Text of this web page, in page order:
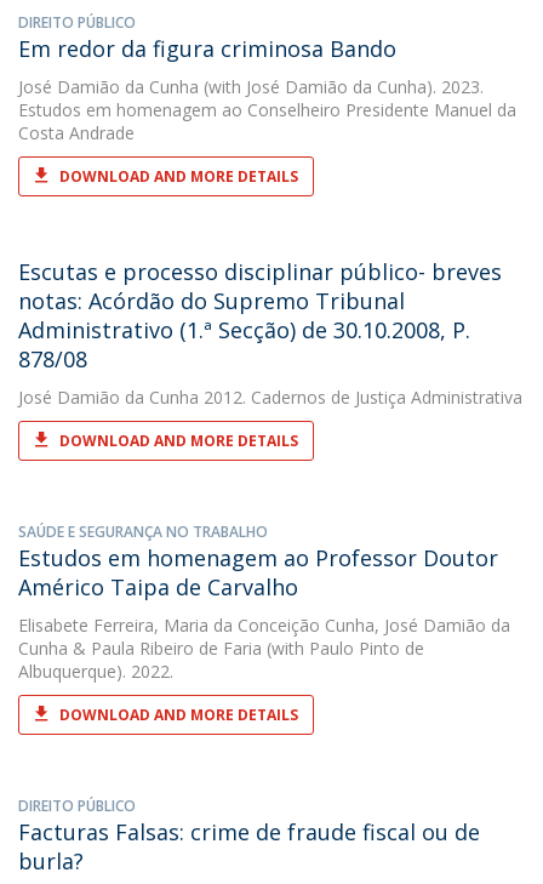
DIREITO PÚBLICO
Em redor da figura criminosa Bando
José Damião da Cunha (with José Damião da Cunha). 2023.
Estudos em homenagem ao Conselheiro Presidente Manuel da
Costa Andrade
DOWNLOAD AND MORE DETAILS
Escutas e processo disciplinar público- breves
notas: Acórdão do Supremo Tribunal
Administrativo (1.ª Secção) de 30.10.2008, P.
878/08
José Damião da Cunha 2012. Cadernos de Justiça Administrativa
DOWNLOAD AND MORE DETAILS
SAÚDE E SEGURANÇA NO TRABALHO
Estudos em homenagem ao Professor Doutor
Américo Taipa de Carvalho
Elisabete Ferreira, Maria da Conceição Cunha, José Damião da
Cunha & Paula Ribeiro de Faria (with Paulo Pinto de
Albuquerque). 2022.
DOWNLOAD AND MORE DETAILS
DIREITO PÚBLICO
Facturas Falsas: crime de fraude fiscal ou de
burla?